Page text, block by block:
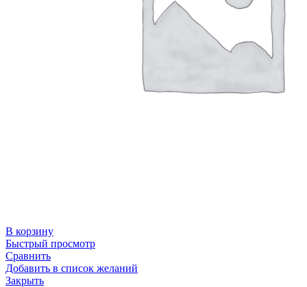
В корзину
Быстрый просмотр
Сравнить
Добавить в список желаний
Закрыть